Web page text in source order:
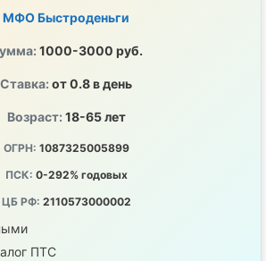
МФО Быстроденьги
1000-3000 руб.
Ставка: от 0.8 в день
Возраст: 18-65 лет
ОГРН: 1087325005899
ПСК: 0-292% годовых
ЦБ РФ: 2110573000002
ПТС